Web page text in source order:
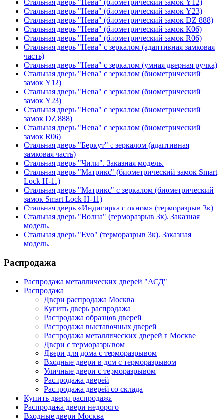
Стальная дверь "Нева" (биометрический замок Y12)
Стальная дверь "Нева" (биометрический замок Y23)
Стальная дверь "Нева" (биометрический замок DZ 888)
Стальная дверь "Нева" (биометрический замок К06)
Стальная дверь "Нева" (биометрический замок R06)
Стальная дверь "Нева" с зеркалом (адаптивная замковая
часть)
Стальная дверь "Нева" с зеркалом (умная дверная ручка)
Стальная дверь "Нева" с зеркалом (биометрический
замок Y12)
Стальная дверь "Нева" с зеркалом (биометрический
замок Y23)
Стальная дверь "Нева" с зеркалом (биометрический
замок DZ 888)
Стальная дверь "Нева" с зеркалом (биометрический
замок R06)
Стальная дверь "Беркут" с зеркалом (адаптивная
замковая часть)
Стальная дверь "Чили". Заказная модель.
Стальная дверь "Матрикс" (биометрический замок Smart
Lock H-11)
Стальная дверь "Матрикс" с зеркалом (биометрический
замок Smart Lock H-11)
Стальная дверь «Индигирка с окном» (терморазрыв 3к)
Стальная дверь "Волна" (терморазрыв 3к). Заказная
модель.
Стальная дверь "Evo" (терморазрыв 3к). Заказная
модель.
Распродажа
Распродажа металлических дверей "АСД"
Распродажа
Двери распродажа Москва
Купить дверь распродажа
Распродажа образцов дверей
Распродажа выставочных дверей
Распродажа металлических дверей в Москве
Двери с терморазрывом
Двери для дома с терморазрывом
Входные двери в дом с терморазрывом
Уличные двери с терморазрывом
Распродажа дверей
Распродажа дверей со склада
Купить двери распродажа
Распродажа двери недорого
Входные двери Москва